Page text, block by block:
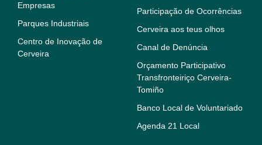
Empresas
Parques Industriais
Centro de Inovação de
Cerveira
Participação de Ocorrências
Cerveira aos teus olhos
Canal de Denúncia
Orçamento Participativo
Transfronteiriço Cerveira-
Tomiño
Banco Local de Voluntariado
Agenda 21 Local